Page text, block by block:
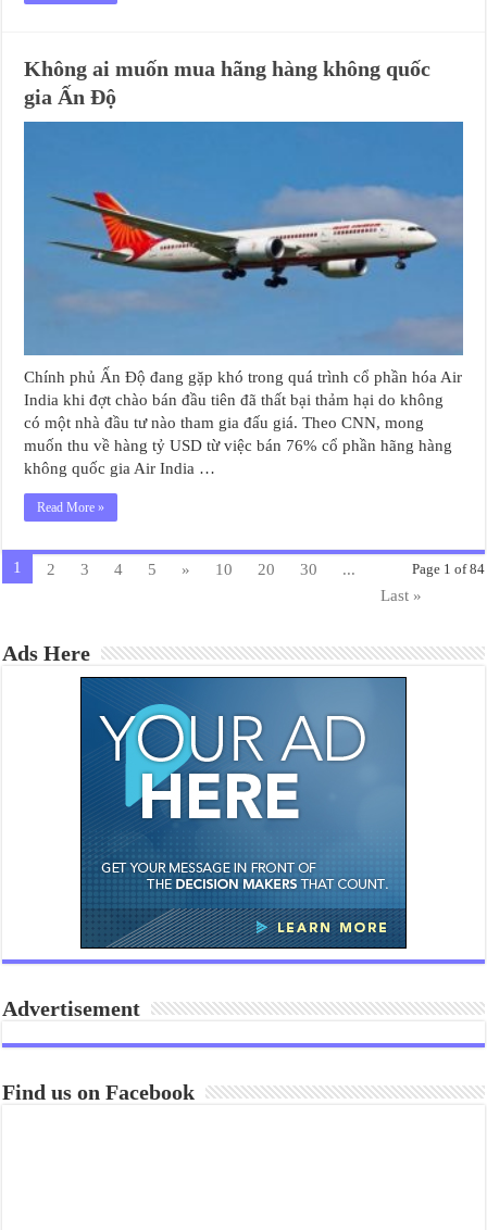
Không ai muốn mua hãng hàng không quốc
gia Ấn Độ
Chính phủ Ấn Độ đang gặp khó trong quá trình cổ phần hóa Air
India khi đợt chào bán đầu tiên đã thất bại thảm hại do không
có một nhà đầu tư nào tham gia đấu giá. Theo CNN, mong
muốn thu về hàng tỷ USD từ việc bán 76% cổ phần hãng hàng
không quốc gia Air India …
Read More »
Page 1 of 84
1 2 3 4 5 » 10 20 30
...
Last »
Ads Here
Advertisement
Find us on Facebook